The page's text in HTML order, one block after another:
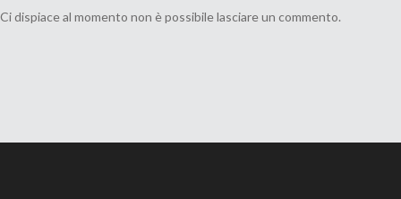
Ci dispiace al momento non è possibile lasciare un commento.